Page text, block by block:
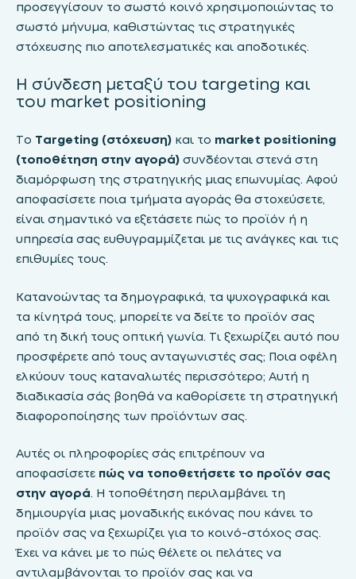
προσεγγίσουν το σωστό κοινό χρησιμοποιώντας το
σωστό μήνυμα, καθιστώντας τις στρατηγικές
στόχευσης πιο αποτελεσματικές και αποδοτικές.
Η σύνδεση μεταξύ του targeting και
του market positioning
Το Targeting (στόχευση) και το market positioning
(τοποθέτηση στην αγορά) συνδέονται στενά στη
διαμόρφωση της στρατηγικής μιας επωνυμίας. Αφού
αποφασίσετε ποια τμήματα αγοράς θα στοχεύσετε,
είναι σημαντικό να εξετάσετε πώς το προϊόν ή η
υπηρεσία σας ευθυγραμμίζεται με τις ανάγκες και τις
επιθυμίες τους.
Κατανοώντας τα δημογραφικά, τα ψυχογραφικά και
τα κίνητρά τους, μπορείτε να δείτε το προϊόν σας
από τη δική τους οπτική γωνία. Τι ξεχωρίζει αυτό που
προσφέρετε από τους ανταγωνιστές σας; Ποια οφέλη
ελκύουν τους καταναλωτές περισσότερο; Αυτή η
διαδικασία σάς βοηθά να καθορίσετε τη στρατηγική
διαφοροποίησης των προϊόντων σας.
Αυτές οι πληροφορίες σάς επιτρέπουν να
αποφασίσετε πώς να τοποθετήσετε το προϊόν σας
στην αγορά. Η τοποθέτηση περιλαμβάνει τη
δημιουργία μιας μοναδικής εικόνας που κάνει το
προϊόν σας να ξεχωρίζει για το κοινό-στόχος σας.
Έχει να κάνει με το πώς θέλετε οι πελάτες να
αντιλαμβάνονται το προϊόν σας και να